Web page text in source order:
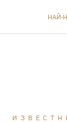
НАЙ-